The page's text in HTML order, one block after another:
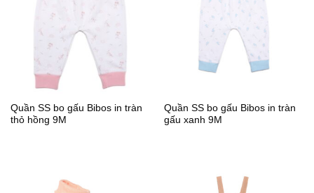
Quần SS bo gấu Bibos in tràn
thỏ hồng 9M
Quần SS bo gấu Bibos in tràn
gấu xanh 9M